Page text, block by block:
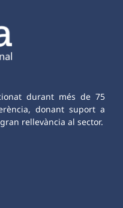
durant més de 75
donant suport a
rellevància al sector.